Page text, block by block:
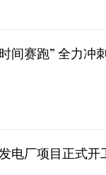
间赛跑” 全力冲
电厂项目正式开